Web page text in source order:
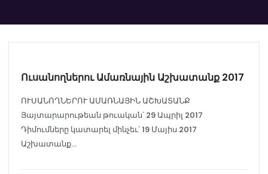
Ուսանողներու Ամառնային Աշխատանք 2017
ՈՒՍԱՆՈՂՆԵՐՈՒ ԱՄԱՌՆԱՅԻՆ ԱՇԽԱՏԱՆՔ
Յայտարարութեան թուական՝ 29 Ապրիլ 2017
Դիմումները կատարել մինչեւ՝ 19 Մայիս 2017
Աշխատանք...